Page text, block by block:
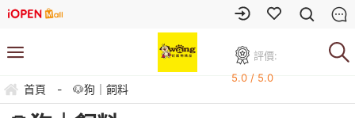
評價:
5.0 / 5.0
首頁 - 🐶狗｜飼料